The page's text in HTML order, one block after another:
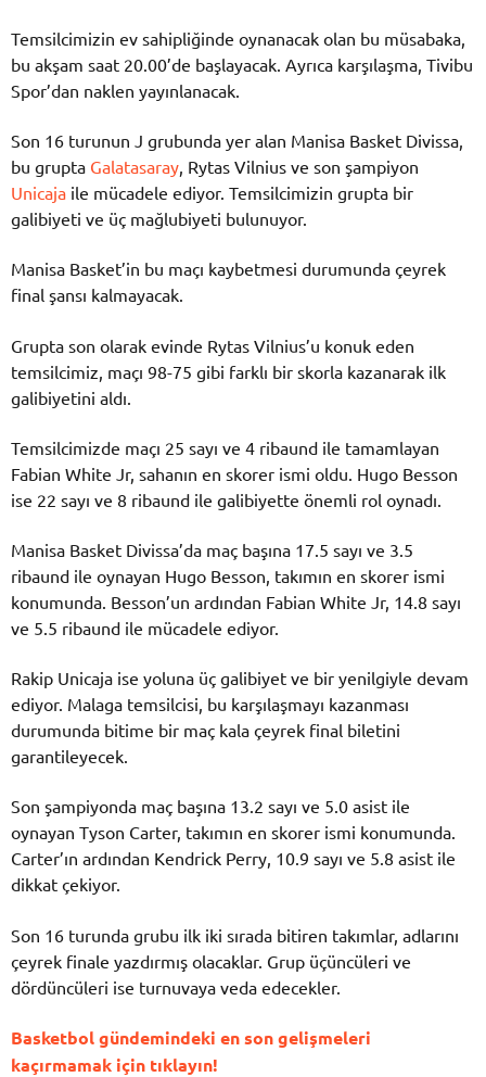
Temsilcimizin ev sahipliğinde oynanacak olan bu müsabaka,
bu akşam saat 20.00’de başlayacak. Ayrıca karşılaşma, Tivibu
Spor’dan naklen yayınlanacak.
Son 16 turunun J grubunda yer alan Manisa Basket Divissa,
bu grupta Galatasaray, Rytas Vilnius ve son şampiyon
Unicaja ile mücadele ediyor. Temsilcimizin grupta bir
galibiyeti ve üç mağlubiyeti bulunuyor.
Manisa Basket’in bu maçı kaybetmesi durumunda çeyrek
final şansı kalmayacak.
Grupta son olarak evinde Rytas Vilnius’u konuk eden
temsilcimiz, maçı 98-75 gibi farklı bir skorla kazanarak ilk
galibiyetini aldı.
Temsilcimizde maçı 25 sayı ve 4 ribaund ile tamamlayan
Fabian White Jr, sahanın en skorer ismi oldu. Hugo Besson
ise 22 sayı ve 8 ribaund ile galibiyette önemli rol oynadı.
Manisa Basket Divissa’da maç başına 17.5 sayı ve 3.5
ribaund ile oynayan Hugo Besson, takımın en skorer ismi
konumunda. Besson’un ardından Fabian White Jr, 14.8 sayı
ve 5.5 ribaund ile mücadele ediyor.
Rakip Unicaja ise yoluna üç galibiyet ve bir yenilgiyle devam
ediyor. Malaga temsilcisi, bu karşılaşmayı kazanması
durumunda bitime bir maç kala çeyrek final biletini
garantileyecek.
Son şampiyonda maç başına 13.2 sayı ve 5.0 asist ile
oynayan Tyson Carter, takımın en skorer ismi konumunda.
Carter’ın ardından Kendrick Perry, 10.9 sayı ve 5.8 asist ile
dikkat çekiyor.
Son 16 turunda grubu ilk iki sırada bitiren takımlar, adlarını
çeyrek finale yazdırmış olacaklar. Grup üçüncüleri ve
dördüncüleri ise turnuvaya veda edecekler.
Basketbol gündemindeki en son gelişmeleri
kaçırmamak için tıklayın!